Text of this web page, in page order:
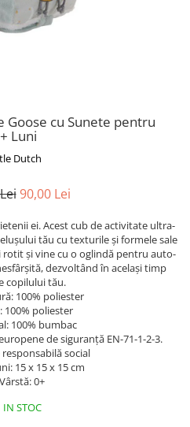
Goose cu Sunete pentru
Luni
Dutch
90,00 Lei
ei. Acest cub de activitate ultra-
tău cu texturile și formele sale
și vine cu o oglindă pentru auto-
dezvoltând în același timp
copilului tău.
100% poliester
100% poliester
100% bumbac
de siguranță EN-71-1-2-3.
social
15 x 15 x 15 cm
Vârstă: 0+
IN STOC